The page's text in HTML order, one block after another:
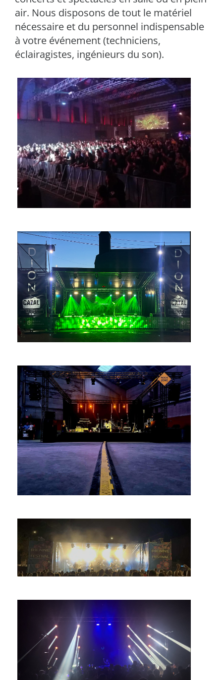
air. Nous disposons de tout le matériel
nécessaire et du personnel indispensable
à votre événement (techniciens,
éclairagistes, ingénieurs du son).